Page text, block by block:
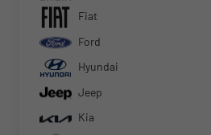
Fiat
Ford
Hyundai
Jeep
Kia